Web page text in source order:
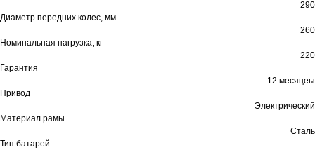
290
Диаметр передних колес, мм
260
Номинальная нагрузка, кг
220
Гарантия
12 месяцеы
Привод
Электрический
Материал рамы
Сталь
Тип батарей